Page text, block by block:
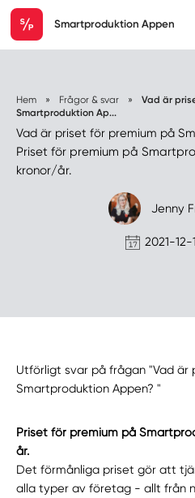
Smartproduktion Appen
Hem » Frågor & svar »
Vad är
Smartproduktion Ap...
Vad är priset för premium på
Priset för premium på
kronor/år.
Jenny
2021-12-
Utförligt svar på frågan "Vad är
Smartproduktion Appen? "
Priset för premium på
år.
Det förmånliga priset gör att
alla typer av företag - allt från